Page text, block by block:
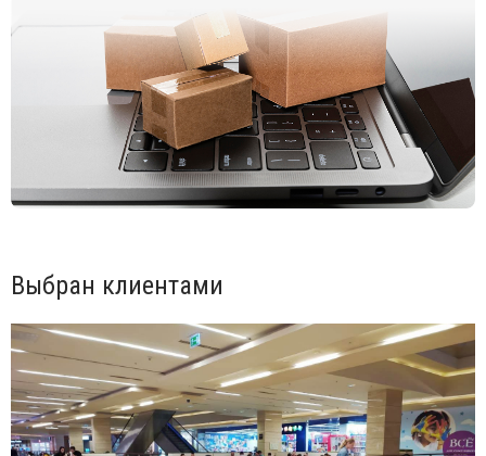
незначительные дефекты, это обусловлено технологией
производства и не является браком.
Открыть технические характеристики.
Выбран клиентами